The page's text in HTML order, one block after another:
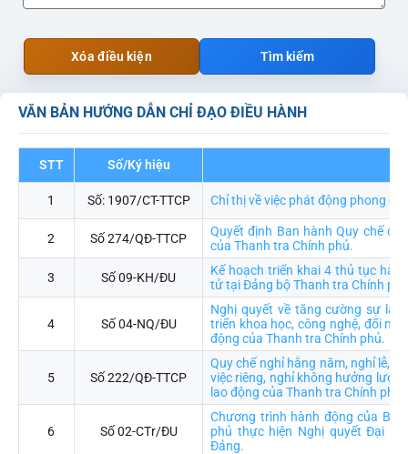
VĂN BẢN HƯỚNG DẪN CHỈ ĐẠO ĐIỀU HÀNH
STT Số/Ký hiệu
1 Số: 1907/CT-TTCP Chỉ thị về việc phát động phong
2 Số 274/QĐ-TTCP
Quyết định Ban hành Quy chế
của Thanh tra Chính phủ.
3 Số 09-KH/ĐU
Kế hoạch triển khai 4 thủ tục
tử tại Đảng bộ Thanh tra Chính phủ
4 Số 04-NQ/ĐU
Nghị quyết về tăng cường sự
triển khoa học, công nghệ, đổi
động của Thanh tra Chính phủ.
5 Số 222/QĐ-TTCP
Quy chế nghỉ hằng năm, nghỉ lễ,
việc riêng, nghỉ không hưởng
lao động của Thanh tra Chính phủ
6 Số 02-CTr/ĐU
Chương trình hành động của
phủ thực hiện Nghị quyết Đại
Đảng.
Xóa điều kiện Tìm kiếm